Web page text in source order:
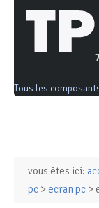
Tous les
vous êtes ici:
pc > ecran pc >